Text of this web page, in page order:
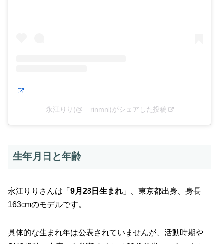
永江りり(@__rinmnl)がシェアした投稿
生年月日と年齢
永江りりさんは「 9月28日生まれ 」、東京都出身、身長
163cmのモデルです。
具体的な生まれ年は公表されていませんが、活動時期や